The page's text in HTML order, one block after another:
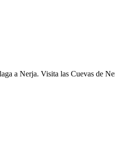
a Nerja. Visita las Cuevas de